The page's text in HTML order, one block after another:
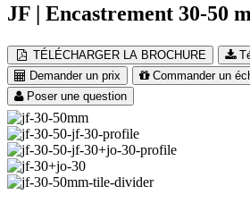
JF | Encastrement 30-50
TÉLÉCHARGER LA BROCHURE
Demander un prix
Commander un
Poser une question